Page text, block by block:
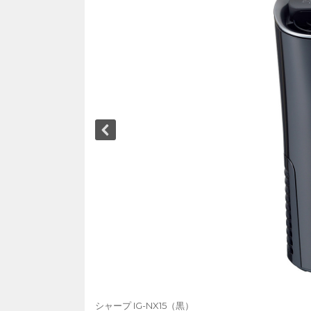
シャープ IG-NX15（黒）